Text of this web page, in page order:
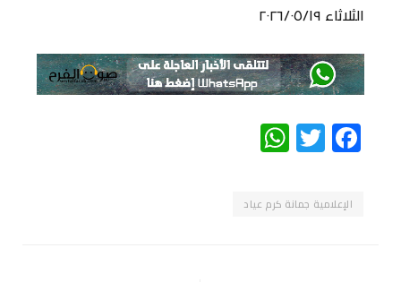
الثلاثاء ٢٠٢٦/٠٥/١٩
Facebook
Twitter
WhatsApp
الإعلامية جمانة كرم عياد